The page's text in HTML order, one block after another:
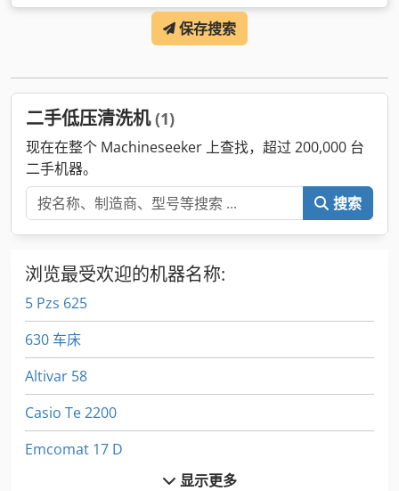
总高度:2,800 毫米, 铝板厚度（最大）:2 毫米, 持续运行压力:
1,150 毫米, 设备:热水, 铭牌可用
保存搜索
二手低压清洗机(1)
现在在整个 Machineseeker 上查找，超过 200,000 台
二手机器。
搜索
浏览最受欢迎的机器名称:
5 Pzs 625
630 车床
Altivar 58
Casio Te 2200
Emcomat 17 D
显示更多